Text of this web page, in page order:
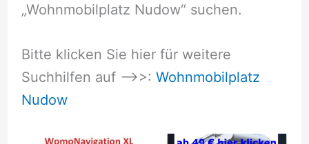
„Wohnmobilplatz Nudow“ suchen.
Bitte klicken Sie hier für weitere
Suchhilfen auf –>>: Wohnmobilplatz
Nudow